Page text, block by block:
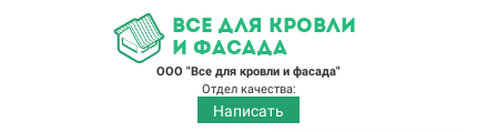
все для кровли
и фасада
ООО "Все для кровли и фасада"
Отдел качества:
Написать